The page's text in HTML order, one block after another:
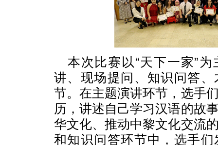
本次比赛以“天下一家”
讲、现场提问、知识问答
节。在主题演讲环节，选手
历，讲述自己学习汉语的故
华文化、推动中黎文化交流
和知识问答环节中，选手